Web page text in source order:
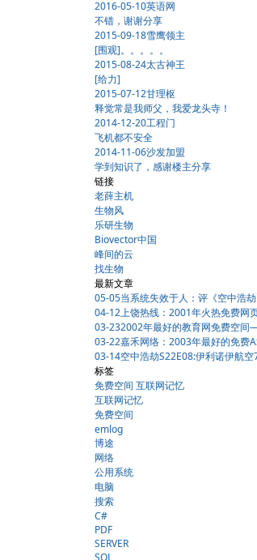
2016-05-10英语网
不错，谢谢分享
2015-09-18雪鹰领主
[围观]。。。。。
2015-08-24太古神王
[给力]
2015-07-12甘理枢
释觉常是我师父，我爱龙头寺！
2014-12-20工程门
飞机都不安全
2014-11-06沙发加盟
学到知识了，感谢楼主分享
链接
老薛主机
生物风
乐研生物
Biovector中国
峰间的云
找生物
最新文章
05-05当系统失效于人：评《空中浩
04-12上饶热线：2001年火热免费网
03-232002年最好的教育网免费空间
03-22嘉禾网络：2003年最好的免费
03-14空中浩劫S22E08:伊利诺伊航
标签
免费空间 互联网记忆
互联网记忆
免费空间
emlog
博途
网络
公用系统
电脑
搜索
C#
PDF
SERVER
SQL